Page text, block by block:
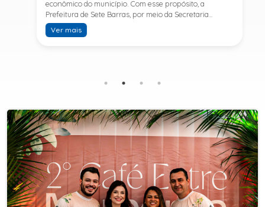
econômico do município. Com esse propósito, a
Prefeitura de Sete Barras, por meio da Secretaria
Municipal de Turismo e Desenvolvimento Econômico,
promove na próxima terça-feira (11) a Rede de Negócios
telecomunicações e fundador da empresa Seu
Consultor, que compartilhará estratégias para
aumentar resultados, fortalecer relacionamentos
comerciais e ampliar as oportunidades de
negócios.Para a Secretária Municipal de Turismo e
Desenvolvimento Econômico, Edna Carvalho, a Rede de
Negócios 7B representa mais uma iniciativa da gestão
do Prefeito Ítalo Costa para fortalecer o
empreendedorismo e incentivar o crescimento das
Ver mais